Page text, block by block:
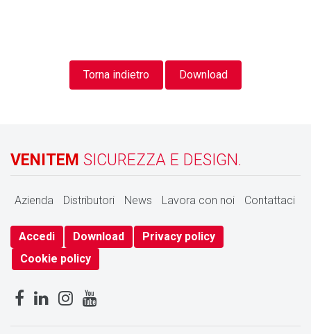
Torna indietro Download
VENITEM SICUREZZA E DESIGN.
Azienda Distributori News Lavora con noi Contattaci
Accedi Download
Privacy policy
Cookie policy